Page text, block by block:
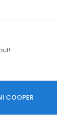
COOPER